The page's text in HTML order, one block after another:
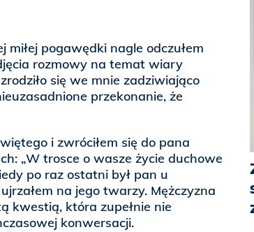
pogawędki nagle odczułem
rozmowy na temat wiary
się we mnie zadziwiająco
przekonanie, że
i zwróciłem się do pana
„W trosce o wasze życie duchowe
po raz ostatni był pan u
na jego twarzy. Mężczyzna
kwestią, która zupełnie nie
konwersacji.